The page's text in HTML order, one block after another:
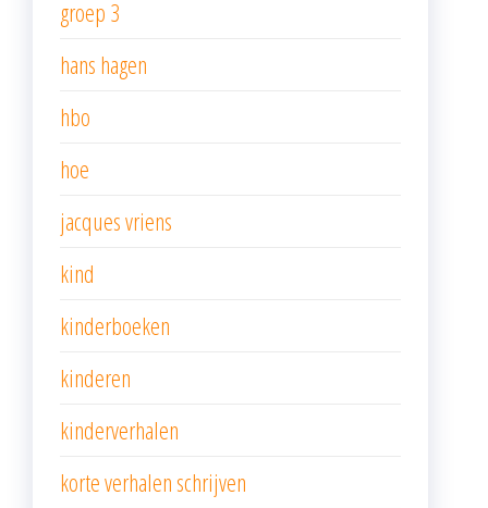
groep 3
hans hagen
hbo
hoe
jacques vriens
kind
kinderboeken
kinderen
kinderverhalen
korte verhalen schrijven